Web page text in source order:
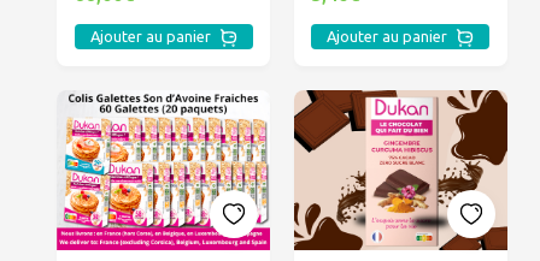
Ajouter au panier Ajouter au panier